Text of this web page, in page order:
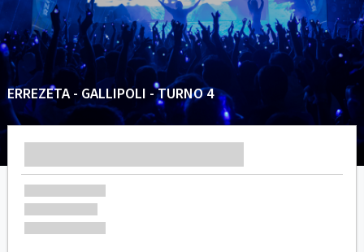
ERREZETA - GALLIPOLI - TURNO 4